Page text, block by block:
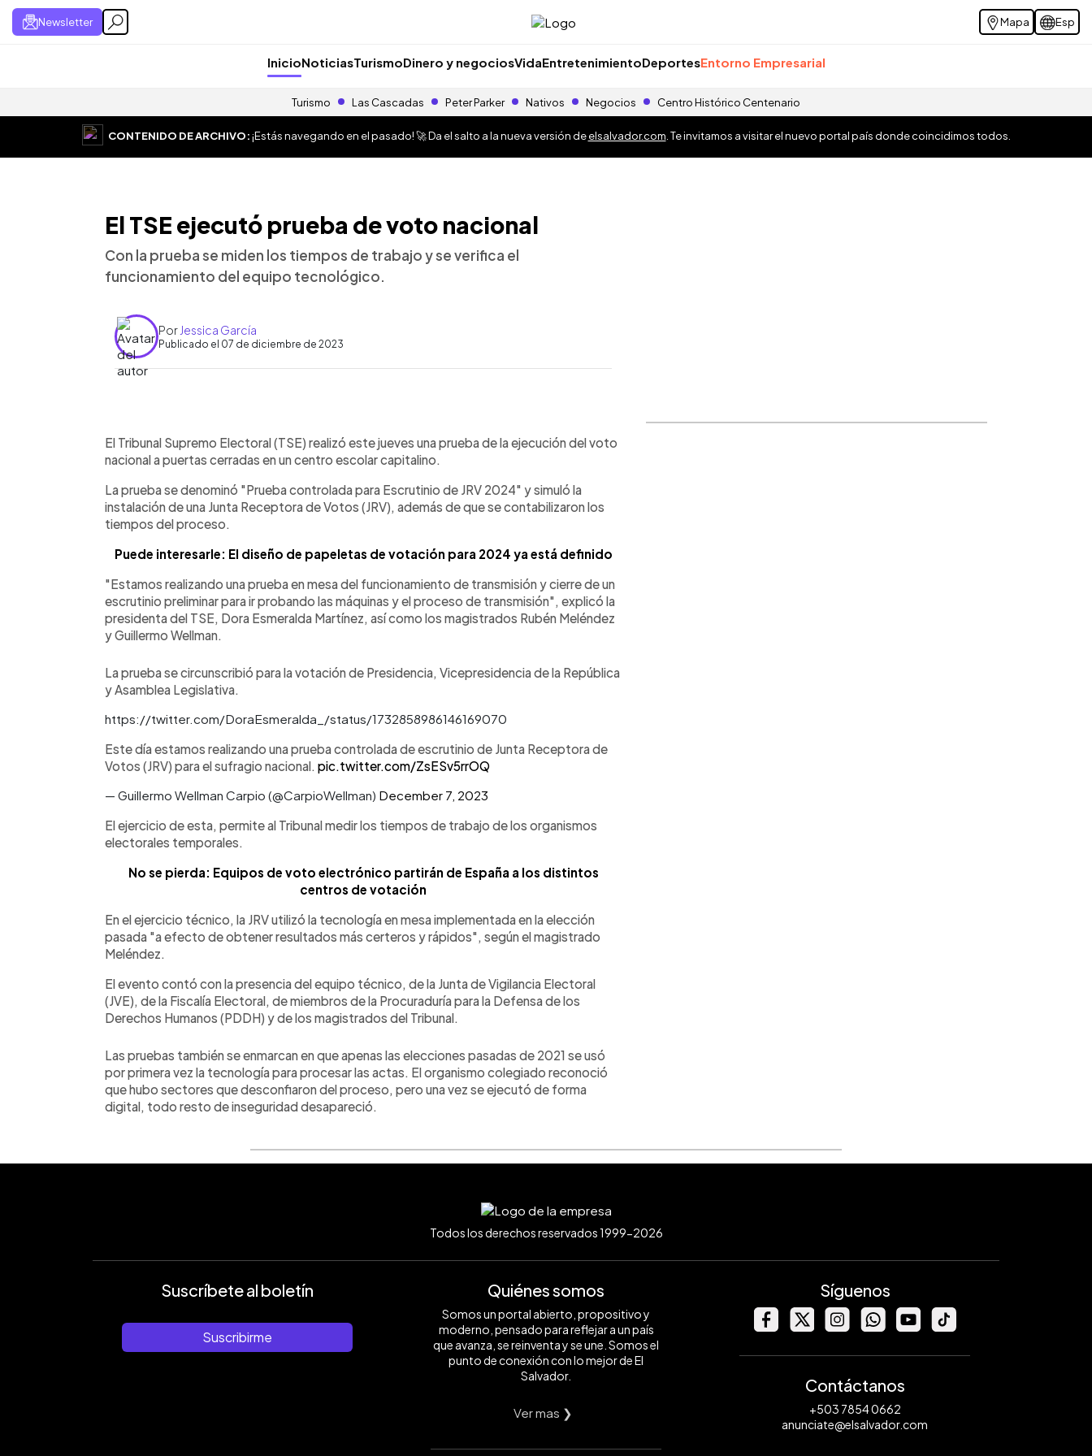
Newsletter Mapa Esp
InicioNoticiasTurismoDinero y negociosVidaEntretenimientoDeportesEntorno Empresarial
Turismo Las Cascadas Peter Parker Nativos Negocios Centro Histórico Centenario
CONTENIDO DE ARCHIVO:¡Estás navegando en el pasado! 🚀 Da el salto a la nueva versión deelsalvador.com . Te invitamos a visitar el nuevo portal país donde coincidimos todos.
El TSE ejecutó prueba de voto nacional
Con la prueba se miden los tiempos de trabajo y se verifica el
funcionamiento del equipo tecnológico.
Por Jessica García
Publicado el 07 de diciembre de 2023
► Escuchar artículo
El Tribunal Supremo Electoral (TSE) realizó este jueves una prueba de la ejecución del voto
nacional a puertas cerradas en un centro escolar capitalino.
La prueba se denominó "Prueba controlada para Escrutinio de JRV 2024" y simuló la
instalación de una Junta Receptora de Votos (JRV), además de que se contabilizaron los
tiempos del proceso.
Puede interesarle: El diseño de papeletas de votación para 2024 ya está definido
"Estamos realizando una prueba en mesa del funcionamiento de transmisión y cierre de un
escrutinio preliminar para ir probando las máquinas y el proceso de transmisión", explicó la
presidenta del TSE, Dora Esmeralda Martínez, así como los magistrados Rubén Meléndez
y Guillermo Wellman.
La prueba se circunscribió para la votación de Presidencia, Vicepresidencia de la República
y Asamblea Legislativa.
https://twitter.com/DoraEsmeralda_/status/1732858986146169070
Este día estamos realizando una prueba controlada de escrutinio de Junta Receptora de
Votos (JRV) para el sufragio nacional. pic.twitter.com/ZsESv5rrOQ
— Guillermo Wellman Carpio (@CarpioWellman) December 7, 2023
El ejercicio de esta, permite al Tribunal medir los tiempos de trabajo de los organismos
electorales temporales.
No se pierda: Equipos de voto electrónico partirán de España a los distintos
centros de votación
En el ejercicio técnico, la JRV utilizó la tecnología en mesa implementada en la elección
pasada "a efecto de obtener resultados más certeros y rápidos", según el magistrado
Meléndez.
El evento contó con la presencia del equipo técnico, de la Junta de Vigilancia Electoral
(JVE), de la Fiscalía Electoral, de miembros de la Procuraduría para la Defensa de los
Derechos Humanos (PDDH) y de los magistrados del Tribunal.
Las pruebas también se enmarcan en que apenas las elecciones pasadas de 2021 se usó
por primera vez la tecnología para procesar las actas. El organismo colegiado reconoció
que hubo sectores que desconfiaron del proceso, pero una vez se ejecutó de forma
digital, todo resto de inseguridad desapareció.
Todos los derechos reservados 1999-2026
Suscríbete al boletín
Suscribirme
Quiénes somos
Somos un portal abierto, propositivo y
moderno, pensado para reflejar a un país
que avanza, se reinventa y se une. Somos el
punto de conexión con lo mejor de El
Salvador.
Ver mas ❯
Síguenos
Contáctanos
+503 7854 0662
anunciate@elsalvador.com